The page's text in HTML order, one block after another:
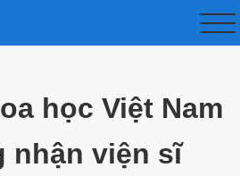
học Việt Nam
nhận viện sĩ